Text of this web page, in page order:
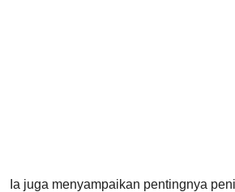
Ia juga menyampaikan pentingnya